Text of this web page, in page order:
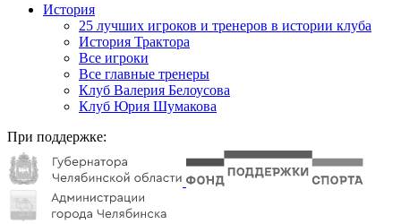
История
25 лучших игроков и тренеров в истории клуба
История Трактора
Все игроки
Все главные тренеры
Клуб Валерия Белоусова
Клуб Юрия Шумакова
При поддержке: